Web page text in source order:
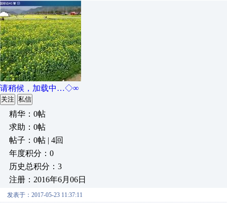
请稍候，加载中…◇∞
关注 私信
精华：0帖
求助：0帖
帖子：0帖 | 4回
年度积分：0
历史总积分：3
注册：2016年6月06日
发表于：2017-05-23 11:37:11